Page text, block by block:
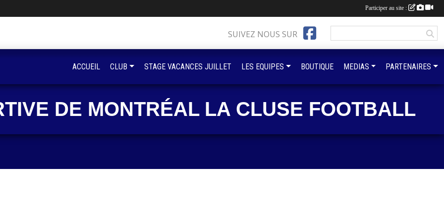
DE MONTRÉAL LA CLUSE FOOTBALL
SUIVEZ NOUS SUR
ACCUEIL CLUB STAGE VACANCES JUILLET LES EQUIPES BOUTIQUE MEDIAS PARTENAIRES
Participer au site :